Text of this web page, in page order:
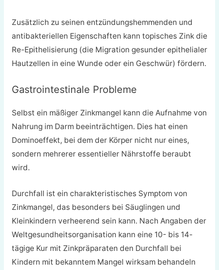
Zusätzlich zu seinen entzündungshemmenden und
antibakteriellen Eigenschaften kann topisches Zink die
Re-Epithelisierung (die Migration gesunder epithelialer
Hautzellen in eine Wunde oder ein Geschwür) fördern.
Gastrointestinale Probleme
Selbst ein mäßiger Zinkmangel kann die Aufnahme von
Nahrung im Darm beeinträchtigen. Dies hat einen
Dominoeffekt, bei dem der Körper nicht nur eines,
sondern mehrerer essentieller Nährstoffe beraubt
wird.
Durchfall ist ein charakteristisches Symptom von
Zinkmangel, das besonders bei Säuglingen und
Kleinkindern verheerend sein kann. Nach Angaben der
Weltgesundheitsorganisation kann eine 10- bis 14-
tägige Kur mit Zinkpräparaten den Durchfall bei
Kindern mit bekanntem Mangel wirksam behandeln